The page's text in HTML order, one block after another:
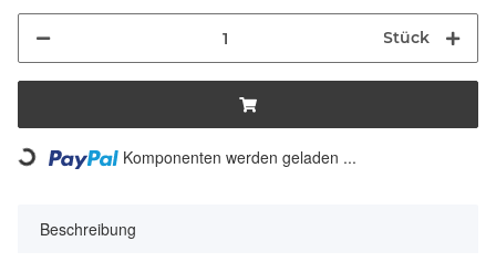
Stück
Loading... Komponenten werden geladen ...
Beschreibung